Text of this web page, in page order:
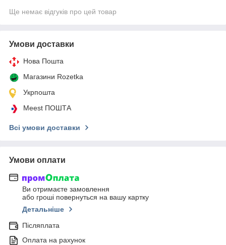
Ще немає відгуків про цей товар
Умови доставки
Нова Пошта
Магазини Rozetka
Укрпошта
Meest ПОШТА
Всі умови доставки
Умови оплати
Ви отримаєте замовлення
або гроші повернуться на вашу картку
Детальніше
Післяплата
Оплата на рахунок